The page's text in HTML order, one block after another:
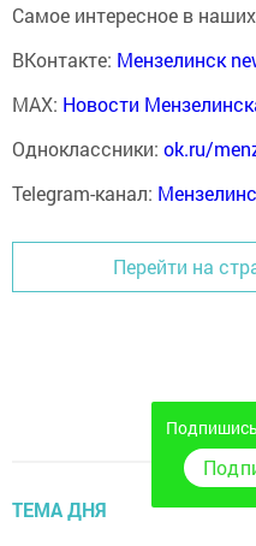
Самое интересное в
ВКонтакте: Мензелинск
MAX: Новости
Одноклассники: ok.ru/
Telegram-канал:
Перейти на
ТЕМА ДНЯ